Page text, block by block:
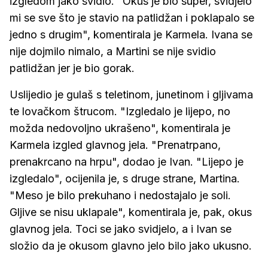
mi se sve što je stavio na patlidžan i poklapalo se
jedno s drugim", komentirala je Karmela. Ivana se
nije dojmilo nimalo, a Martini se nije svidio
patlidžan jer je bio gorak.
Uslijedio je gulaš s teletinom, junetinom i gljivama
te lovačkom štrucom. "Izgledalo je lijepo, no
možda nedovoljno ukrašeno", komentirala je
Karmela izgled glavnog jela. "Prenatrpano,
prenakrcano na hrpu", dodao je Ivan. "Lijepo je
izgledalo", ocijenila je, s druge strane, Martina.
"Meso je bilo prekuhano i nedostajalo je soli.
Gljive se nisu uklapale", komentirala je, pak, okus
glavnog jela. Toci se jako svidjelo, a i Ivan se
složio da je okusom glavno jelo bilo jako ukusno.